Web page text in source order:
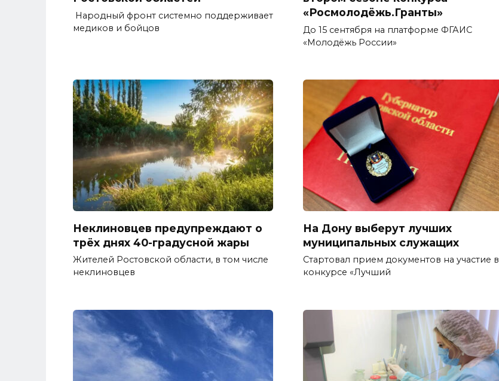
Народный фронт системно поддерживает
медиков и бойцов
«Росмолодёжь.Гранты»
До 15 сентября на платформе ФГАИС
«Молодёжь России»
Неклиновцев предупреждают о
трёх днях 40-градусной жары
Жителей Ростовской области, в том числе
неклиновцев
На Дону выберут лучших
муниципальных служащих
Стартовал прием документов на участие в
конкурсе «Лучший